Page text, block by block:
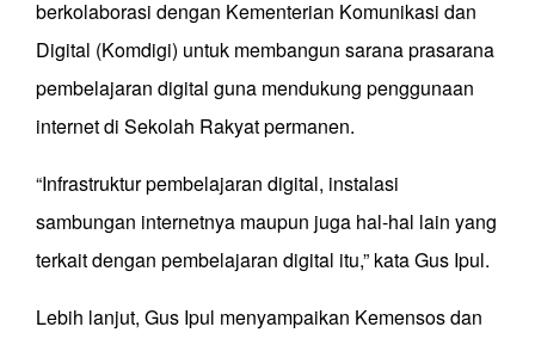
berkolaborasi dengan Kementerian Komunikasi dan
Digital (Komdigi) untuk membangun sarana prasarana
pembelajaran digital guna mendukung penggunaan
internet di Sekolah Rakyat permanen.
“Infrastruktur pembelajaran digital, instalasi
sambungan internetnya maupun juga hal-hal lain yang
terkait dengan pembelajaran digital itu,” kata Gus Ipul.
Lebih lanjut, Gus Ipul menyampaikan Kemensos dan